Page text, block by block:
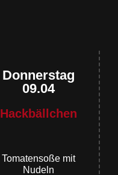
Donnerstag
09.04
Hackbällchen
Tomatensoße mit
Nudeln